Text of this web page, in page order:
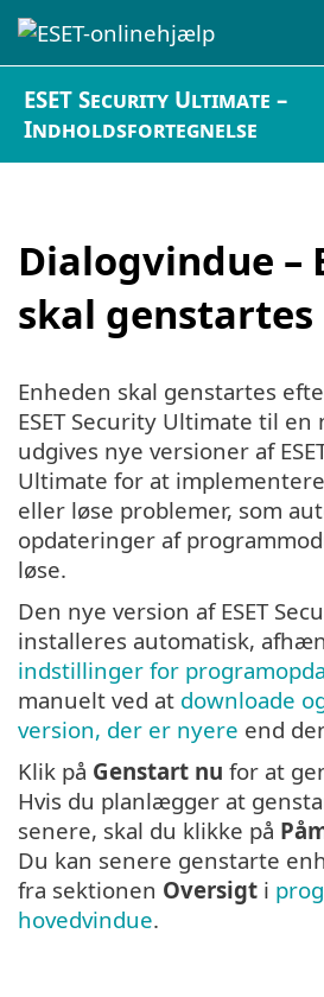
ESET Security Ultimate –
Indholdsfortegnelse
Dialogvindue –
skal genstartes
Enheden skal genstartes
ESET Security Ultimate til
udgives nye versioner af
Ultimate for at
eller løse problemer, som
opdateringer af
løse.
Den nye version af ESET
installeres automatisk,
indstillinger for
manuelt ved at downloade
version, der er nyere end
Klik på Genstart nu for at
Hvis du planlægger at
senere, skal du klikke på
Du kan senere genstarte
fra sektionen Oversigt i
hovedvindue.